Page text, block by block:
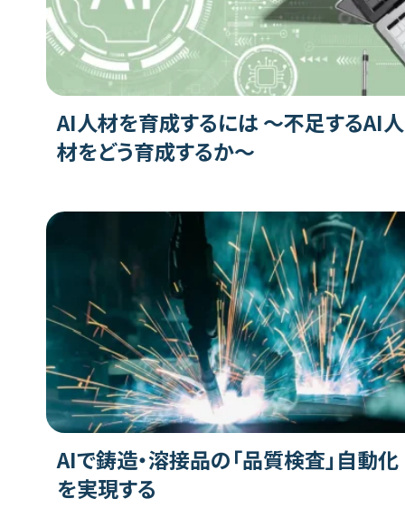
AI人材を育成するには ～不足するAI人
材をどう育成するか～
AIで鋳造・溶接品の「品質検査」自動化
を実現する